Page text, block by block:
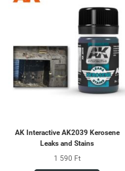
AK Interactive AK2039 Kerosene
Leaks and Stains
1 590 Ft